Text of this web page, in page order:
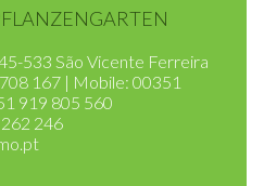
533 São Vicente Ferreira
167 | Mobile: 00351
919 805 560
246